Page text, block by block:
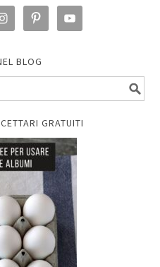
BLOG
GRATUITI